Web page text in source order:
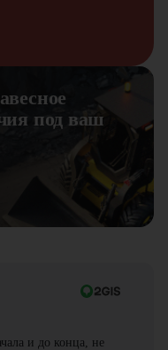
под ваш
и до конца, не